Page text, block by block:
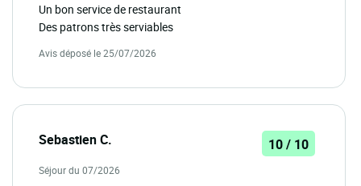
Un bon service de restaurant
Des patrons très serviables
Avis déposé le 25/07/2026
Sebastien C. 10 / 10
Séjour du 07/2026